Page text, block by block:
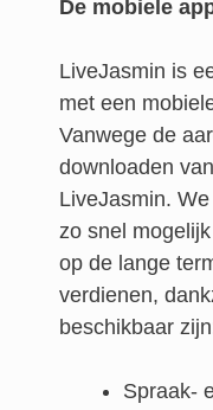
De mobiele
LiveJasmin is
met een
Vanwege de
downloaden
LiveJasmin.
zo snel
op de lange
verdienen,
beschikbaar
Spraak-